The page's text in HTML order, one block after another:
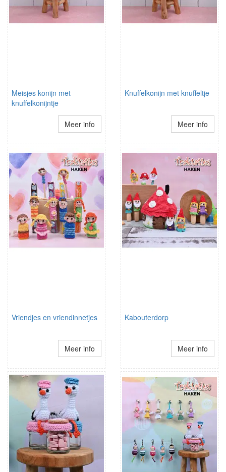
Meisjes konijn met
knuffelkonijntje
Meer info
Knuffelkonijn met knuffeltje
Meer info
Vriendjes en vriendinnetjes
Meer info
Kabouterdorp
Meer info